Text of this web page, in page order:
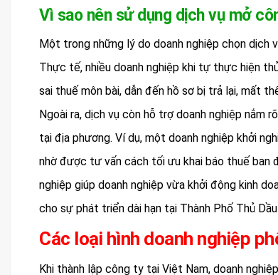
Vì sao nên sử dụng dịch vụ mở
Một trong những lý do doanh nghiệp chọn dịch
Thực tế, nhiều doanh nghiệp khi tự thực hiện
sai thuế môn bài, dẫn đến hồ sơ bị trả lại, mất
Ngoài ra, dịch vụ còn hỗ trợ doanh nghiệp nắm
tại địa phương. Ví dụ, một doanh nghiệp khởi
nhờ được tư vấn cách tối ưu khai báo thuế ban
nghiệp giúp doanh nghiệp vừa khởi động kinh
cho sự phát triển dài hạn tại Thành Phố Thủ
Các loại hình doanh nghiệp
Khi thành lập công ty tại Việt Nam, doanh